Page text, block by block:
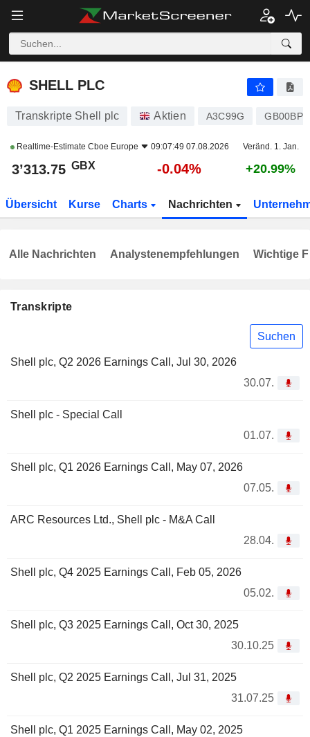
SHELL PLC
SHELL PLC
Transkripte Shell plc Aktien A3C99G
Realtime-Estimate Cboe Europe 09:07:49 07.08.2026 Veränd. 1. Jan.
3’313.75 GBX -0.04% +20.99%
Übersicht Kurse Charts Nachrichten
Transkripte
Suchen
Shell plc, Q2 2026 Earnings Call, Jul 30, 2026
30.07.
Shell plc - Special Call
01.07.
Shell plc, Q1 2026 Earnings Call, May 07, 2026
07.05.
ARC Resources Ltd., Shell plc - M&A Call
28.04.
Shell plc, Q4 2025 Earnings Call, Feb 05, 2026
05.02.
Shell plc, Q3 2025 Earnings Call, Oct 30, 2025
30.10.25
Shell plc, Q2 2025 Earnings Call, Jul 31, 2025
31.07.25
Shell plc, Q1 2025 Earnings Call, May 02, 2025
Alle Nachrichten Analystenempfehlungen Wichtige